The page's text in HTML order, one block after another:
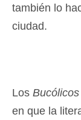
también lo
ciudad.
Los
en que la